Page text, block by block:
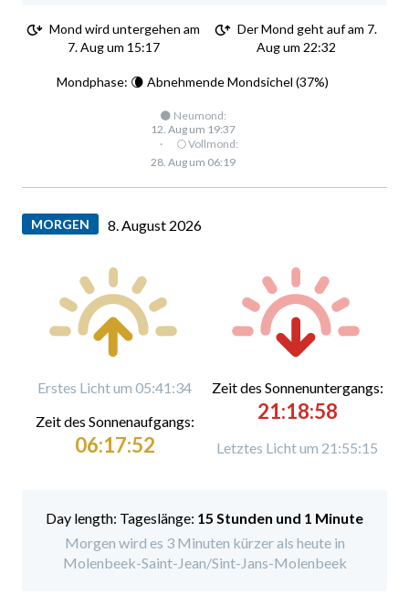
Mond wird untergehen am
7. Aug um 15:17
Der Mond geht auf am 7.
Aug um 22:32
Mondphase: 🌘 Abnehmende Mondsichel (37%)
🌑 Neumond:
12. Aug um 19:37
·
🌕 Vollmond:
28. Aug um 06:19
MORGEN 8. August 2026
Erstes Licht um 05:41:34
Zeit des Sonnenaufgangs:
06:17:52
Zeit des Sonnenuntergangs:
21:18:58
Letztes Licht um 21:55:15
Tageslänge: 15 Stunden und 1 Minute
Morgen wird es 3 Minuten kürzer als heute in
Molenbeek-Saint-Jean/Sint-Jans-Molenbeek